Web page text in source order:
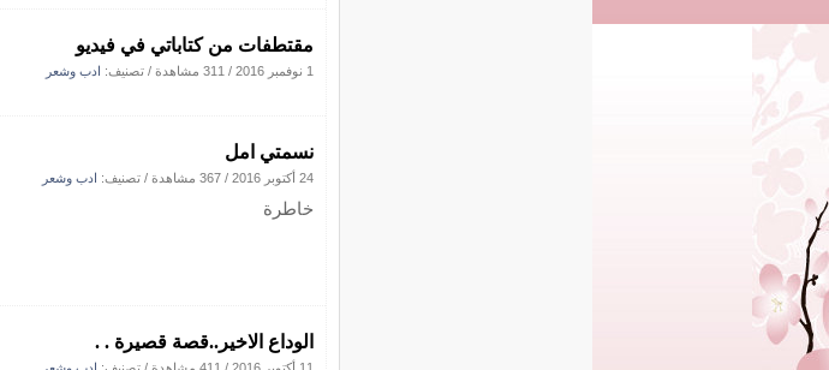
مقتطفات من كتاباتي في فيديو
1 نوفمبر 2016 / 311 مشاهدة / تصنيف: ادب وشعر
نسمتي امل
24 أكتوبر 2016 / 367 مشاهدة / تصنيف: ادب وشعر
خاطرة
الوداع الاخير..قصة قصيرة . .